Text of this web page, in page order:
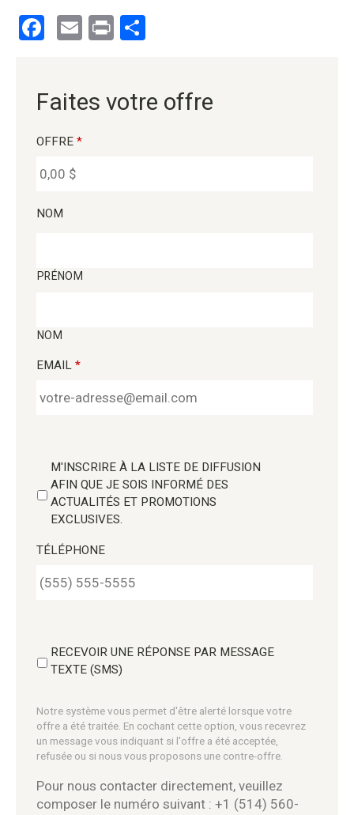
Facebook
Email
Print
Faites votre offre
OFFRE *
NOM
PRÉNOM
NOM
EMAIL *
M'INSCRIRE À LA LISTE DE DIFFUSION
AFIN QUE JE SOIS INFORMÉ DES
ACTUALITÉS ET PROMOTIONS
EXCLUSIVES.
TÉLÉPHONE
RECEVOIR UNE RÉPONSE PAR MESSAGE
TEXTE (SMS)
Notre système vous permet d'être alerté lorsque votre
offre a été traitée. En cochant cette option, vous recevrez
un message vous indiquant si l'offre a été acceptée,
refusée ou si nous vous proposons une contre-offre.
Pour nous contacter directement, veuillez
composer le numéro suivant : +1 (514) 560-